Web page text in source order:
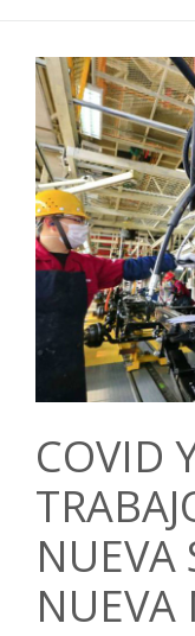
COVID
NUEVA
NUEVA